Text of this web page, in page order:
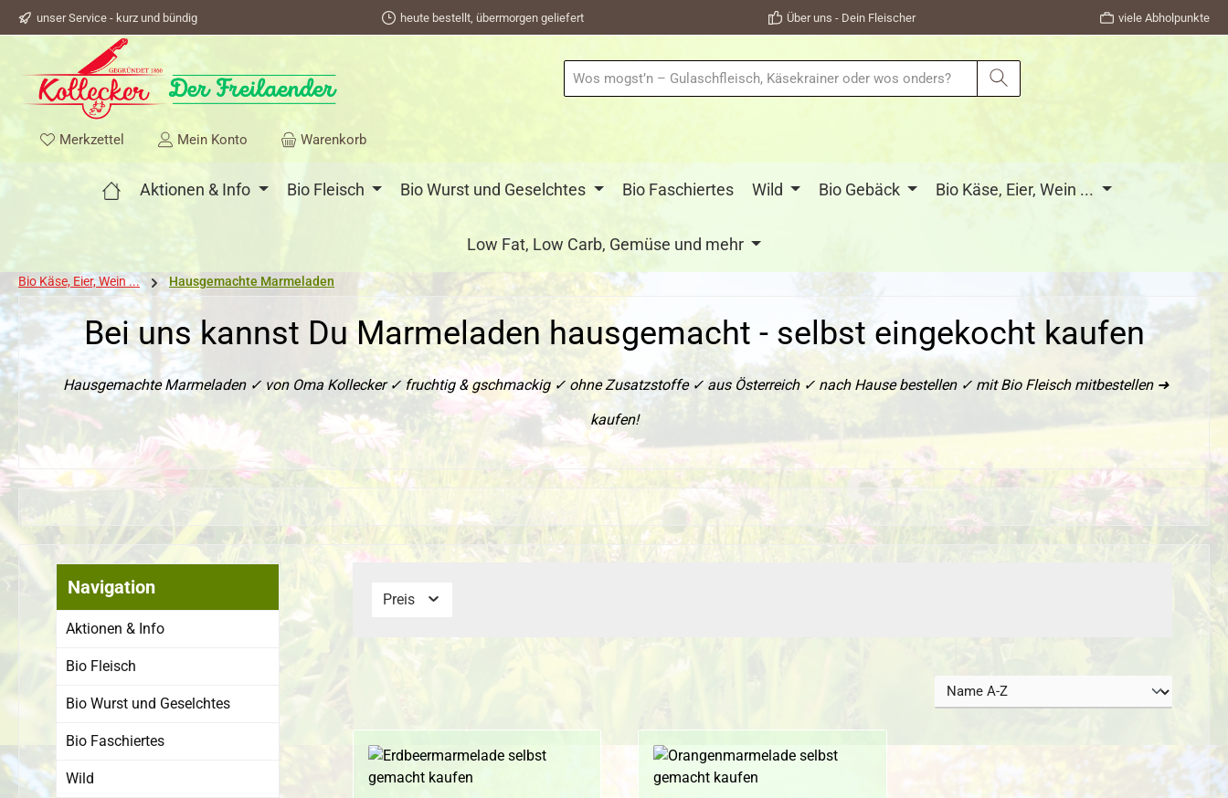
Zur Hauptnavigation springen
unser Service - kurz und bündig heute bestellt, übermorgen geliefert Über uns - Dein Fleischer viele Abholpunkte
Merkzettel Du hast 0 Produkte auf dem Merkzettel
Mein Konto Warenkorb
Aktionen & Info Bio Fleisch Bio Wurst und Geselchtes Bio Faschiertes Wild Bio Gebäck Bio Käse, Eier, Wein ...
Low Fat, Low Carb, Gemüse und mehr
Bio Käse, Eier, Wein ... Hausgemachte Marmeladen
Bei uns kannst Du Marmeladen hausgemacht - selbst eingekocht kaufen
Hausgemachte Marmeladen ✓ von Oma Kollecker ✓ fruchtig & gschmackig ✓ ohne Zusatzstoffe ✓ aus Österreich ✓ nach Hause bestellen ✓ mit Bio Fleisch mitbestellen ➜
kaufen!
Navigation
Aktionen & Info
Bio Fleisch
Bio Wurst und Geselchtes
Bio Faschiertes
Wild
Preis